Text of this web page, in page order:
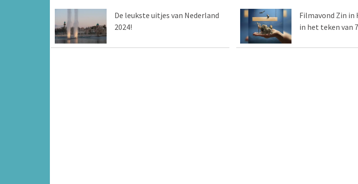
De leukste uitjes van Nederland
2024!
Filmavond Zin in
in het teken van